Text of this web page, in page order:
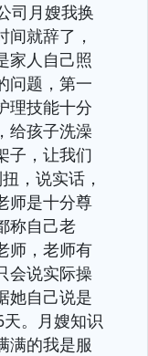
司月嫂我换
间就辞了，
家人自己照
问题，第一
理技能十分
给孩子洗澡
子，让我们
，说实话，
师是十分尊
称自己老
师，老师有
会说实际操
她自己说是
。月嫂知识
满的我是服